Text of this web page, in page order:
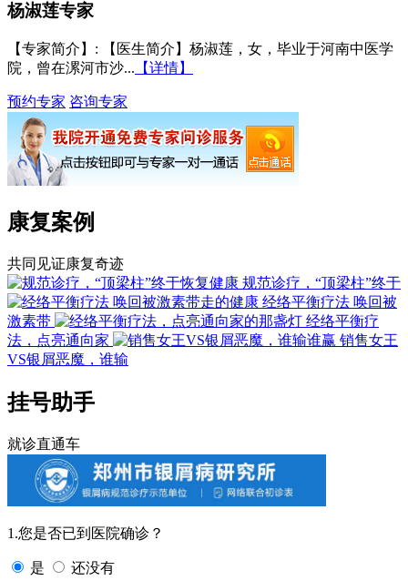
杨淑莲专家
【专家简介】 : 【医生简介】杨淑莲，女，毕业于河南中医学
院，曾在漯河市沙... 【详情】
预约专家 咨询专家
康复案例
共同见证康复奇迹
规范诊疗，“顶梁柱”终于
经络平衡疗法 唤回被
激素带
经络平衡疗
法，点亮通向家
销售女王
VS银屑恶魔，谁输
挂号助手
就诊直通车
1.您是否已到医院确诊？
是 还没有